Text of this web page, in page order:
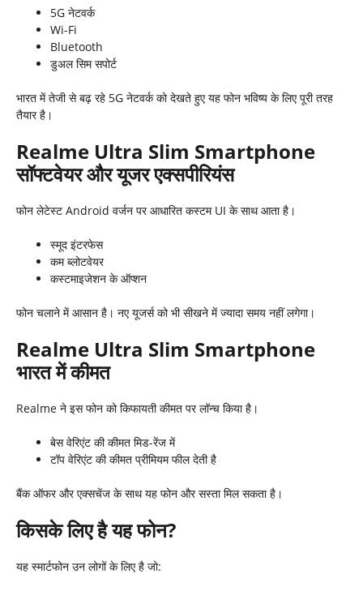
5G नेटवर्क
Wi-Fi
Bluetooth
डुअल सिम सपोर्ट
भारत में तेजी से बढ़ रहे 5G नेटवर्क को देखते हुए यह फोन भविष्य के लिए पूरी तरह
तैयार है।
Realme Ultra Slim Smartphone
सॉफ्टवेयर और यूजर एक्सपीरियंस
फोन लेटेस्ट Android वर्जन पर आधारित कस्टम UI के साथ आता है।
स्मूद इंटरफेस
कम ब्लोटवेयर
कस्टमाइजेशन के ऑप्शन
फोन चलाने में आसान है। नए यूजर्स को भी सीखने में ज्यादा समय नहीं लगेगा।
Realme Ultra Slim Smartphone
भारत में कीमत
Realme ने इस फोन को किफायती कीमत पर लॉन्च किया है।
बेस वेरिएंट की कीमत मिड-रेंज में
टॉप वेरिएंट की कीमत प्रीमियम फील देती है
बैंक ऑफर और एक्सचेंज के साथ यह फोन और सस्ता मिल सकता है।
किसके लिए है यह फोन?
यह स्मार्टफोन उन लोगों के लिए है जो: